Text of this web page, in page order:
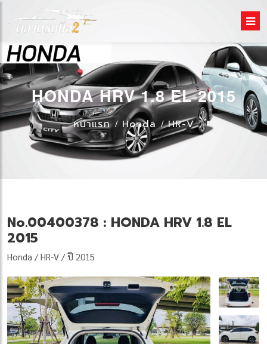
HONDA HRV 1.8 EL 2015
หน้าแรก Honda HR-V
No.00400378 : HONDA HRV 1.8 EL
2015
Honda / HR-V / ปี 2015